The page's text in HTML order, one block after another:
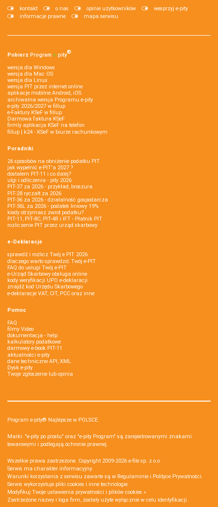
kontakt o nas opinie użytkowników
wesprzyj e-pity
informacje prawne
mapa serwisu
Pobierz Program e‑pity®
wersja dla Windows
wersja dla Mac OS
wersja dla Linux
wersja PIT przez internet online
aplikacje mobilne Android, iOS
archiwalna wersja Programu e-pity
e-pity 2026/2027 w fillup
e‑Faktury KSeF w fillup
Darmowa faktura KSeF
firmly aplikacja KSeF na telefon
fillup | k24 - KSeF w biurze rachunkowym
Poradniki
26 sposobów na obniżenie podatku PIT
jak wypełnić e-PIT'a 2027 ?
dostałem PIT-11 i co dalej?
ulgi i odliczenia - pity 2026
PIT-37 za 2026 - przykład, broszura
PIT-28 ryczałt za 2026
PIT-36 za 2026 - działalność gospodarcza
PIT-36L za 2026 - podatek liniowy 19%
kiedy otrzymasz zwrot podatku?
PIT-11, PIT-8C, PIT-4R i IFT - Płatnik PIT
rozliczenie PIT przez urząd skarbowy
e-Deklaracje
sprawdź i rozlicz Twój e PIT 2026
dlaczego warto sprawdzić Twój e-PIT
FAQ do usługi Twój e-PIT
e-Urząd Skarbowy obsługa online
kody weryfikacji UPO e-deklaracji
znajdź kod Urzędu Skarbowego
e-deklaracje VAT, CIT, PCC oraz inne
Pomoc
FAQ
filmy Video
dokumentacja - help
kalkulatory podatkowe
darmowy e-book PIT-11
aktualności e-pity
dane techniczne API, XML
Dysk e-pity
Twoje zgłoszenie lub opinia
Program e-pity® Najlepsze w POLSCE.
Marki: "e-pity po prostu" oraz "e-pity Program" są zarejestrowanymi znakami
towarowymi i podlegają ochronie prawnej.
Wszelkie prawa zastrzeżone. Copyright 2009-2026 e-file sp. z o.o.
Serwis ma charakter informacyjny.
Warunki korzystania z serwisu zawarte są w Regulaminie i Polityce Prywatności.
Serwis wykorzystuje pliki cookies i inne technologie.
Modyfikuj Twoje ustawienia prywatności i plików cookies »
Zastrzeżone nazwy i loga firm, zostały użyte wyłącznie w celu identyfikacji.